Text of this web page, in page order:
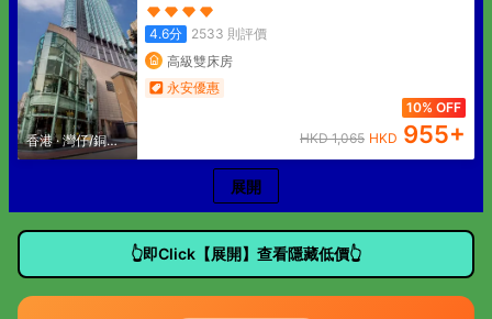
香港·灣仔/銅鑼
4.6分 2533 則評價
高級雙床房
永安優惠
10% OFF
HKD1,065 HKD 955+
展開
👆即Click【展開】查看隱藏低價👆